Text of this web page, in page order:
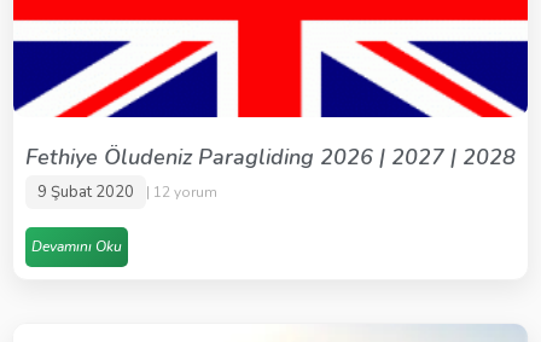
Fethiye Öludeniz Paragliding 2026 | 2027 | 2028
9 Şubat 2020 12 yorum
Devamını Oku